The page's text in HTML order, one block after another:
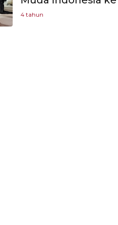
4 tahun